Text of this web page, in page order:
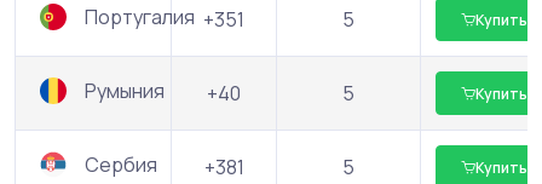
Португалия +351 5 Купить
Румыния +40 5 Купить
Сербия +381 5 Купить